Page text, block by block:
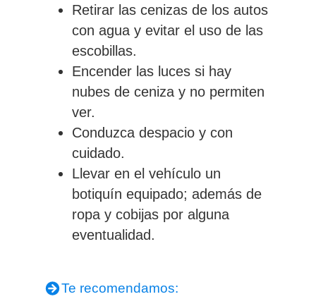
Retirar las cenizas de los autos
con agua y evitar el uso de las
escobillas.
Encender las luces si hay
nubes de ceniza y no permiten
ver.
Conduzca despacio y con
cuidado.
Llevar en el vehículo un
botiquín equipado; además de
ropa y cobijas por alguna
eventualidad.
Te recomendamos: